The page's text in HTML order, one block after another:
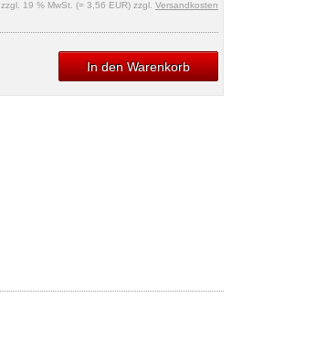
zzgl. 19 % MwSt. (= 3,56 EUR) zzgl. Versandkosten
In den Warenkorb